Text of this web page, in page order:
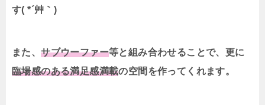
す( *´艸｀)
また、サブウーファー等と組み合わせることで、更に
臨場感のある満足感満載の空間を作ってくれます。